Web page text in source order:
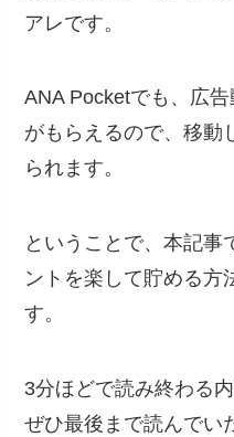
アレです。
ANA Pocketでも、広
がもらえるので、移動
られます。
ということで、本記事
ントを楽して貯める方
す。
3分ほどで読み終わる
ぜひ最後まで読んでい